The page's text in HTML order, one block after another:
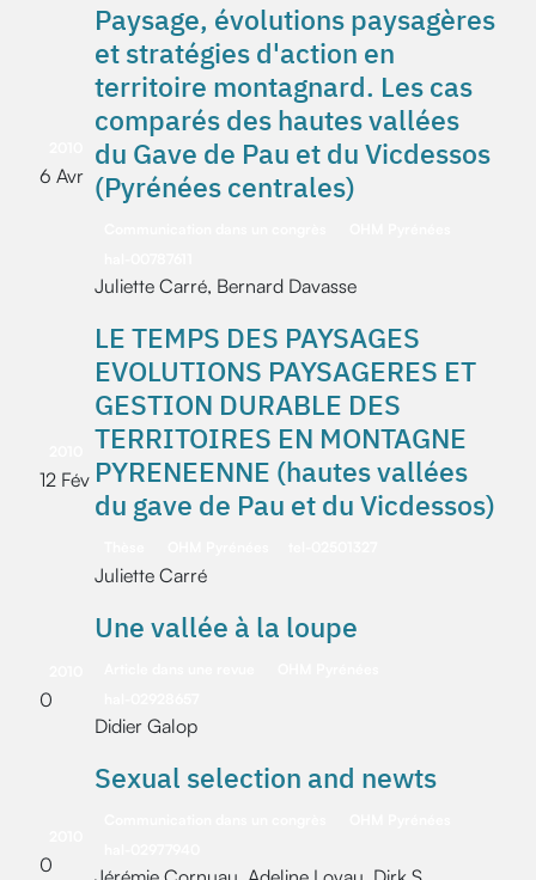
6 Avr
Paysage, évolutions paysagères
et stratégies d'action en
territoire montagnard. Les cas
comparés des hautes vallées
du Gave de Pau et du Vicdessos
(Pyrénées centrales)
Juliette Carré, Bernard Davasse
12 Fév
LE TEMPS DES PAYSAGES
EVOLUTIONS PAYSAGERES ET
GESTION DURABLE DES
TERRITOIRES EN MONTAGNE
PYRENEENNE (hautes vallées
du gave de Pau et du Vicdessos)
Juliette Carré
0
Une vallée à la loupe
Didier Galop
0
Sexual selection and newts